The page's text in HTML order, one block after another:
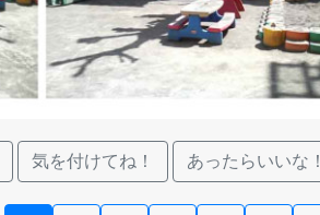
気を付けてね！ あったらいいな！